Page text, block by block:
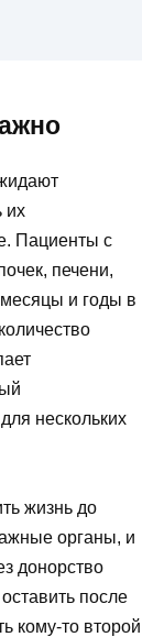
их
Пациенты с
печени,
и годы в
нескольких
жизнь до
органы, и
донорство
после
кому-то второй